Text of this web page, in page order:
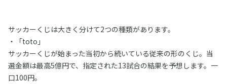
サッカーくじは大きく分けて2つの種類があります。
・「toto」
サッカーくじが始まった当初から続いている従来の形のくじ。当
選金額は最高5億円で、指定された13試合の結果を予想します。一
口100円。